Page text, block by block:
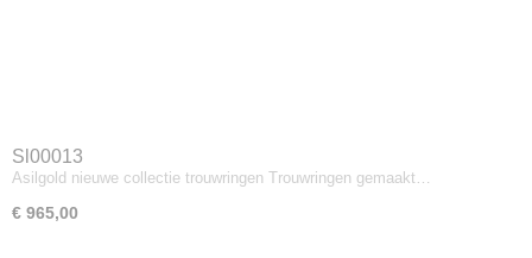
Sl00013
Asilgold nieuwe collectie trouwringen Trouwringen gemaakt…
€ 965,00